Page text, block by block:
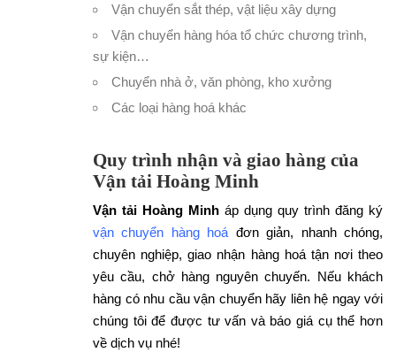
Vận chuyển sắt thép, vật liệu xây dựng
Vận chuyển hàng hóa tổ chức chương trình,
sự kiện…
Chuyển nhà ở, văn phòng, kho xưởng
Các loại hàng hoá khác
Quy trình nhận và giao hàng của
Vận tải Hoàng Minh
Vận tải Hoàng Minh áp dụng quy trình đăng ký
vận chuyển hàng hoá đơn giản, nhanh chóng,
chuyên nghiệp, giao nhận hàng hoá tận nơi theo
yêu cầu, chở hàng nguyên chuyến. Nếu khách
hàng có nhu cầu vận chuyển hãy liên hệ ngay với
chúng tôi để được tư vấn và báo giá cụ thể hơn
về dịch vụ nhé!